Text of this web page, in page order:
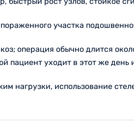
участка
операция обычно длится
пациент уходит в этот же день
нагрузки, использование